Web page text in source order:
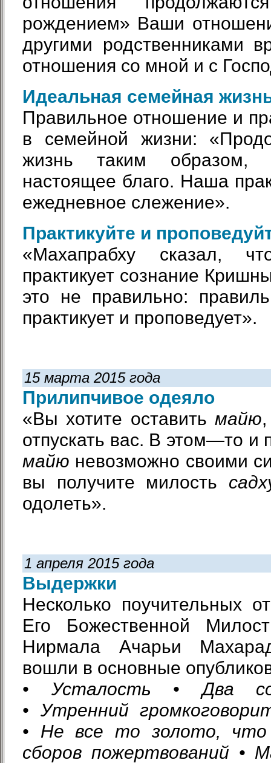
рождением» Ваши
другими родственниками
отношения со мной и с
Идеальная семейная
Правильное отношение и
в семейной жизни:
жизнь таким
настоящее благо. Наша
ежедневное слежение».
Практикуйте и
«Махапрабху сказал,
практикует сознание
это не правильно:
практикует и проповедует».
15 марта 2015 года
Прилипчивое одеяло
«Вы хотите оставитьмайю
отпускать вас. В этом—то и
майю невозможно своими
вы получите милость
одолеть».
1 апреля 2015 года
Выдержки
Несколько поучительных
Его Божественной
Нирмала Ачарьи
вошли в основные
• Усталость • Два
• Утренний
• Не все то золото,
сборов пожертвований •